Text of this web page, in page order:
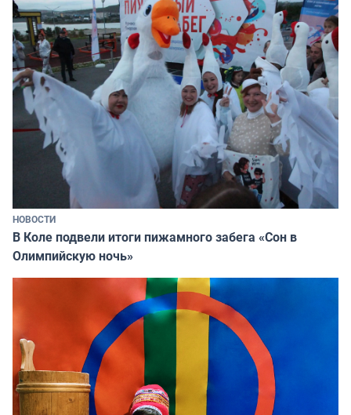
НОВОСТИ
В Коле подвели итоги пижамного забега «Сон в
Олимпийскую ночь»